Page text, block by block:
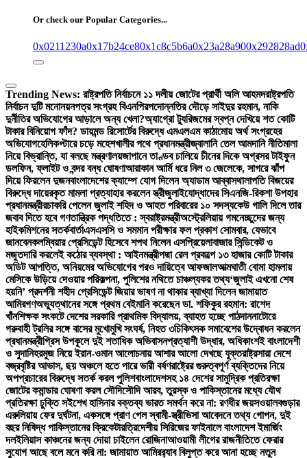
for:
Or check our Popular Categories...
0x0211230a0x17b24ce80x1c8c5b6a0x23a28a900x292828ad
Trending News: রাষ্ট্রপতি নির্বাচনে ১১ দলীয় জোটের প্রার্থী অলি আহমদরাষ্ট্রপতি
নির্বাচন দুটি মনোনয়নপত্র সংগ্রহ বিএনপিরপদোন্নতির দৌড়ে সাইদুর রহমান, নাকি
দুর্নীতির অভিযোগের আড়ালে অন্য খেলা?অ্যাগ্রো ট্যুরিজমের স্বপ্ন দেখিয়ে শত কোটি
টাকার বিনিয়োগ ফাঁদ? ডায়মন্ড রিসোর্টের বিরুদ্ধে এমএলএম কাঠামোয় অর্থ সংগ্রহের
অভিযোগহেলিকপ্টারে চড়ে মহেশখালীর পথে প্রধানমন্ত্রীজ্বালানি তেল আমদানি নীতিমালা
নিয়ে বিভ্রান্তি, যা বলছে মন্ত্রণালয়জাপানে তাণ্ডব চালিয়ে চীনের দিকে অগ্রসর টাইফুন
ডলফিন, ফ্লাইট ও বন্দর বন্ধ ঘোষণাআরাকান আর্মি ধরে নিল ৩ জেলেকে, সাগরে ঝাঁপ
দিয়ে ফিরলেন দুজনবাংলাদেশের ক্যাম্পে যোগ দিলেন অ্যাডাম আব্বাসথালাপতি বিজয়ের
বিরুদ্ধে দায়েরকৃত মামলা প্রত্যাহার করলেন স্ত্রীজুলাইযোদ্ধাদের সিএনজি-রিকশা উপহার
প্রধানমন্ত্রীরচাকরি পেলেন জুলাই শহিদ ও আহত পরিবারের ১০ সদস্যকেউ গালি দিলে তার
জবাব দিতে হবে গণতান্ত্রিক পদ্ধতিতে : স্বরাষ্ট্রমন্ত্রীঅস্ট্রেলিয়ায় গমনেচ্ছুদের জন্য
হাইকমিশনের সতর্কবার্তাএসএসসি ও সমমান পরীক্ষার ফল প্রকাশ সোমবার, যেভাবে
জানবেনকলম্বিয়ার প্রেসিডেন্ট হিসেবে শপথ নিলেন এসপ্রিয়েলাবাজার সিন্ডিকেট ও
মজুতদারি করলেই কঠোর ব্যবস্থা : আইনমন্ত্রীপদ্মা রেল প্রকল্পে ১৩ হাজার কোটি টাকার
অডিট আপত্তি, অনিয়মের অভিযোগের পরও দায়িত্বে আফজালআত্মঘাতী বোমা হামলায়
মেসিকে উড়িয়ে দেওয়ার পরিকল্পনা, পুলিশের নথিতে চাঞ্চল্যকর তথ্য‘জুলাই এখনো শেষ
হয়নি’ প্রদর্শনী শহীদ প্রেসিডেন্ট জিয়ার ভাষণ না থাকার ব্যাখ্যা দিলেন জামায়াত
আমিরগণঅভ্যুত্থানের সঙ্গে প্রথম বেইমানি করেছেন ডা. শফিকুর রহমান: রাশেদ
খাঁনশিক্ষক সংকটে দেশের সরকারি প্রাথমিক বিদ্যালয়, ব্যাহত হচ্ছে পাঠদাননাটোরে
গরুবাহী ট্রলির সঙ্গে বাসের মুখোমুখি সংঘর্ষ, নিহত ৩চিকিৎসক সমাবেশের উদ্বোধন করলেন
প্রধানমন্ত্রীগ্রিস উপকূলে দুই শতাধিক অভিবাসনপ্রত্যাশী উদ্ধার, অধিকাংশই বাংলাদেশী
ও সুদানিহরমুজ নিয়ে ইরান-ওমান আলোচনায় আশার আলো দেখছে যুক্তরাষ্ট্রসারা দেশে
বজ্রবৃষ্টির আভাস, ছয় অঞ্চলে হতে পারে ভারী বর্ষণরাষ্ট্রের গুরুত্বপূর্ণ ব্যক্তিদের নিয়ে
অপপ্রচারের বিরুদ্ধে সতর্ক করল পুলিশবাংলাদেশসহ ১৪ দেশের সামুদ্রিক প্রতিরক্ষা
জোটের কমান্ডার ঘোষণা করল সৌদিসৌদি আরব, তুরস্ক ও পাকিস্তানের মধ্যে যৌথ
প্রতিরক্ষা চুক্তি সইশেখ হাসিনার বক্তব্য ভারত সমর্থন করে না: রণধীর জয়সওয়ালবগুড়ার
এরুলিয়ায় ফের দুর্ঘটনা, একসঙ্গে প্রাণ গেল স্বামী-স্ত্রীভিসা আবেদনে তথ্য গোপন, দুই
বছর নিষিদ্ধ পাকিস্তানের ক্রিকেটারত্রিদেশীয় সিরিজের ফাইনালে বাংলাদেশ ইমার্জিং
দলইলিয়াস কাঞ্চনের জন্য দোয়া চাইলেন রোজিনাআওয়ামী লীগের রাজনীতিতে ফেরার
সুযোগ আছে বলে মনে করি না: জামায়াত আমিরর‍্যাব বিলুপ্ত করে আনা হচ্ছে নতুন